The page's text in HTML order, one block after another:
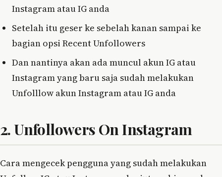
Instagram atau IG anda
Setelah itu geser ke sebelah kanan sampai ke
bagian opsi Recent Unfollowers
Dan nantinya akan ada muncul akun IG atau
Instagram yang baru saja sudah melakukan
Unfolllow akun Instagram atau IG anda
2. Unfollowers On Instagram
Cara mengecek pengguna yang sudah melakukan